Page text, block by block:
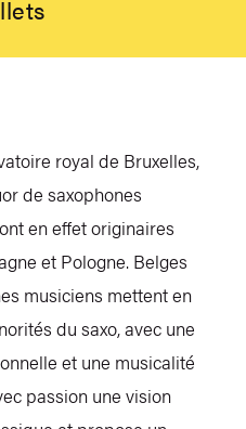
royal de Bruxelles,
de saxophones
en effet originaires
et Pologne. Belges
musiciens mettent en
du saxo, avec une
et une musicalité
passion une vision